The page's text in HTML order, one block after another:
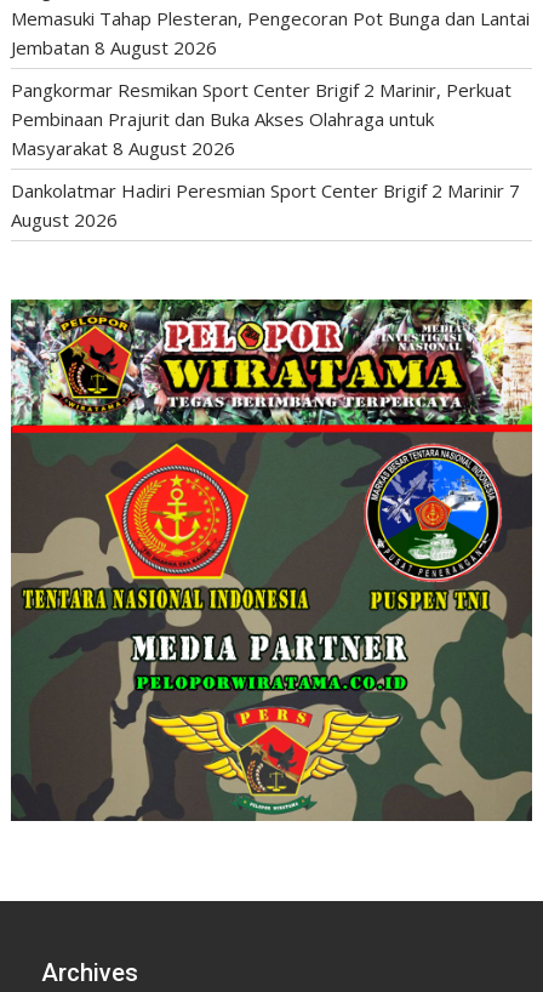
Memasuki Tahap Plesteran, Pengecoran Pot Bunga dan Lantai
Jembatan 8 August 2026
Pangkormar Resmikan Sport Center Brigif 2 Marinir, Perkuat
Pembinaan Prajurit dan Buka Akses Olahraga untuk
Masyarakat 8 August 2026
Dankolatmar Hadiri Peresmian Sport Center Brigif 2 Marinir 7
August 2026
Archives